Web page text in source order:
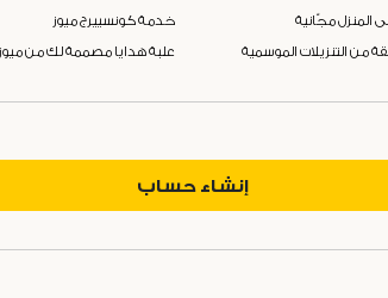
المنزل مجّانية خدمة كونسييرج ميوز
من التنزيلات الموسمية علبة هدايا مصممة لك من ميوز
إنشاء حساب